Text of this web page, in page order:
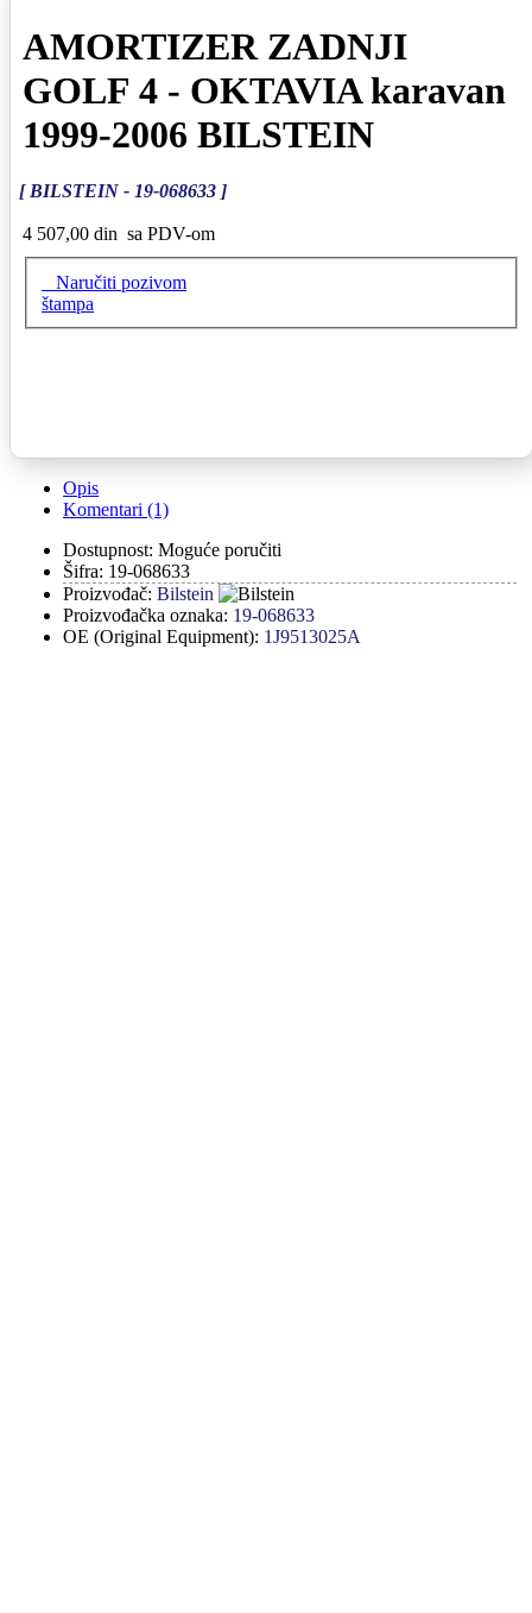
AMORTIZER ZADNJI
GOLF 4 - OKTAVIA karavan
1999-2006 BILSTEIN
[ BILSTEIN - 19-068633 ]
4 507,00 din sa PDV-om
Naručiti pozivom
štampa
Opis
Komentari (1)
Dostupnost: Moguće poručiti
Šifra: 19-068633
Proizvođač: Bilstein
Proizvođačka oznaka: 19-068633
OE (Original Equipment): 1J9513025A